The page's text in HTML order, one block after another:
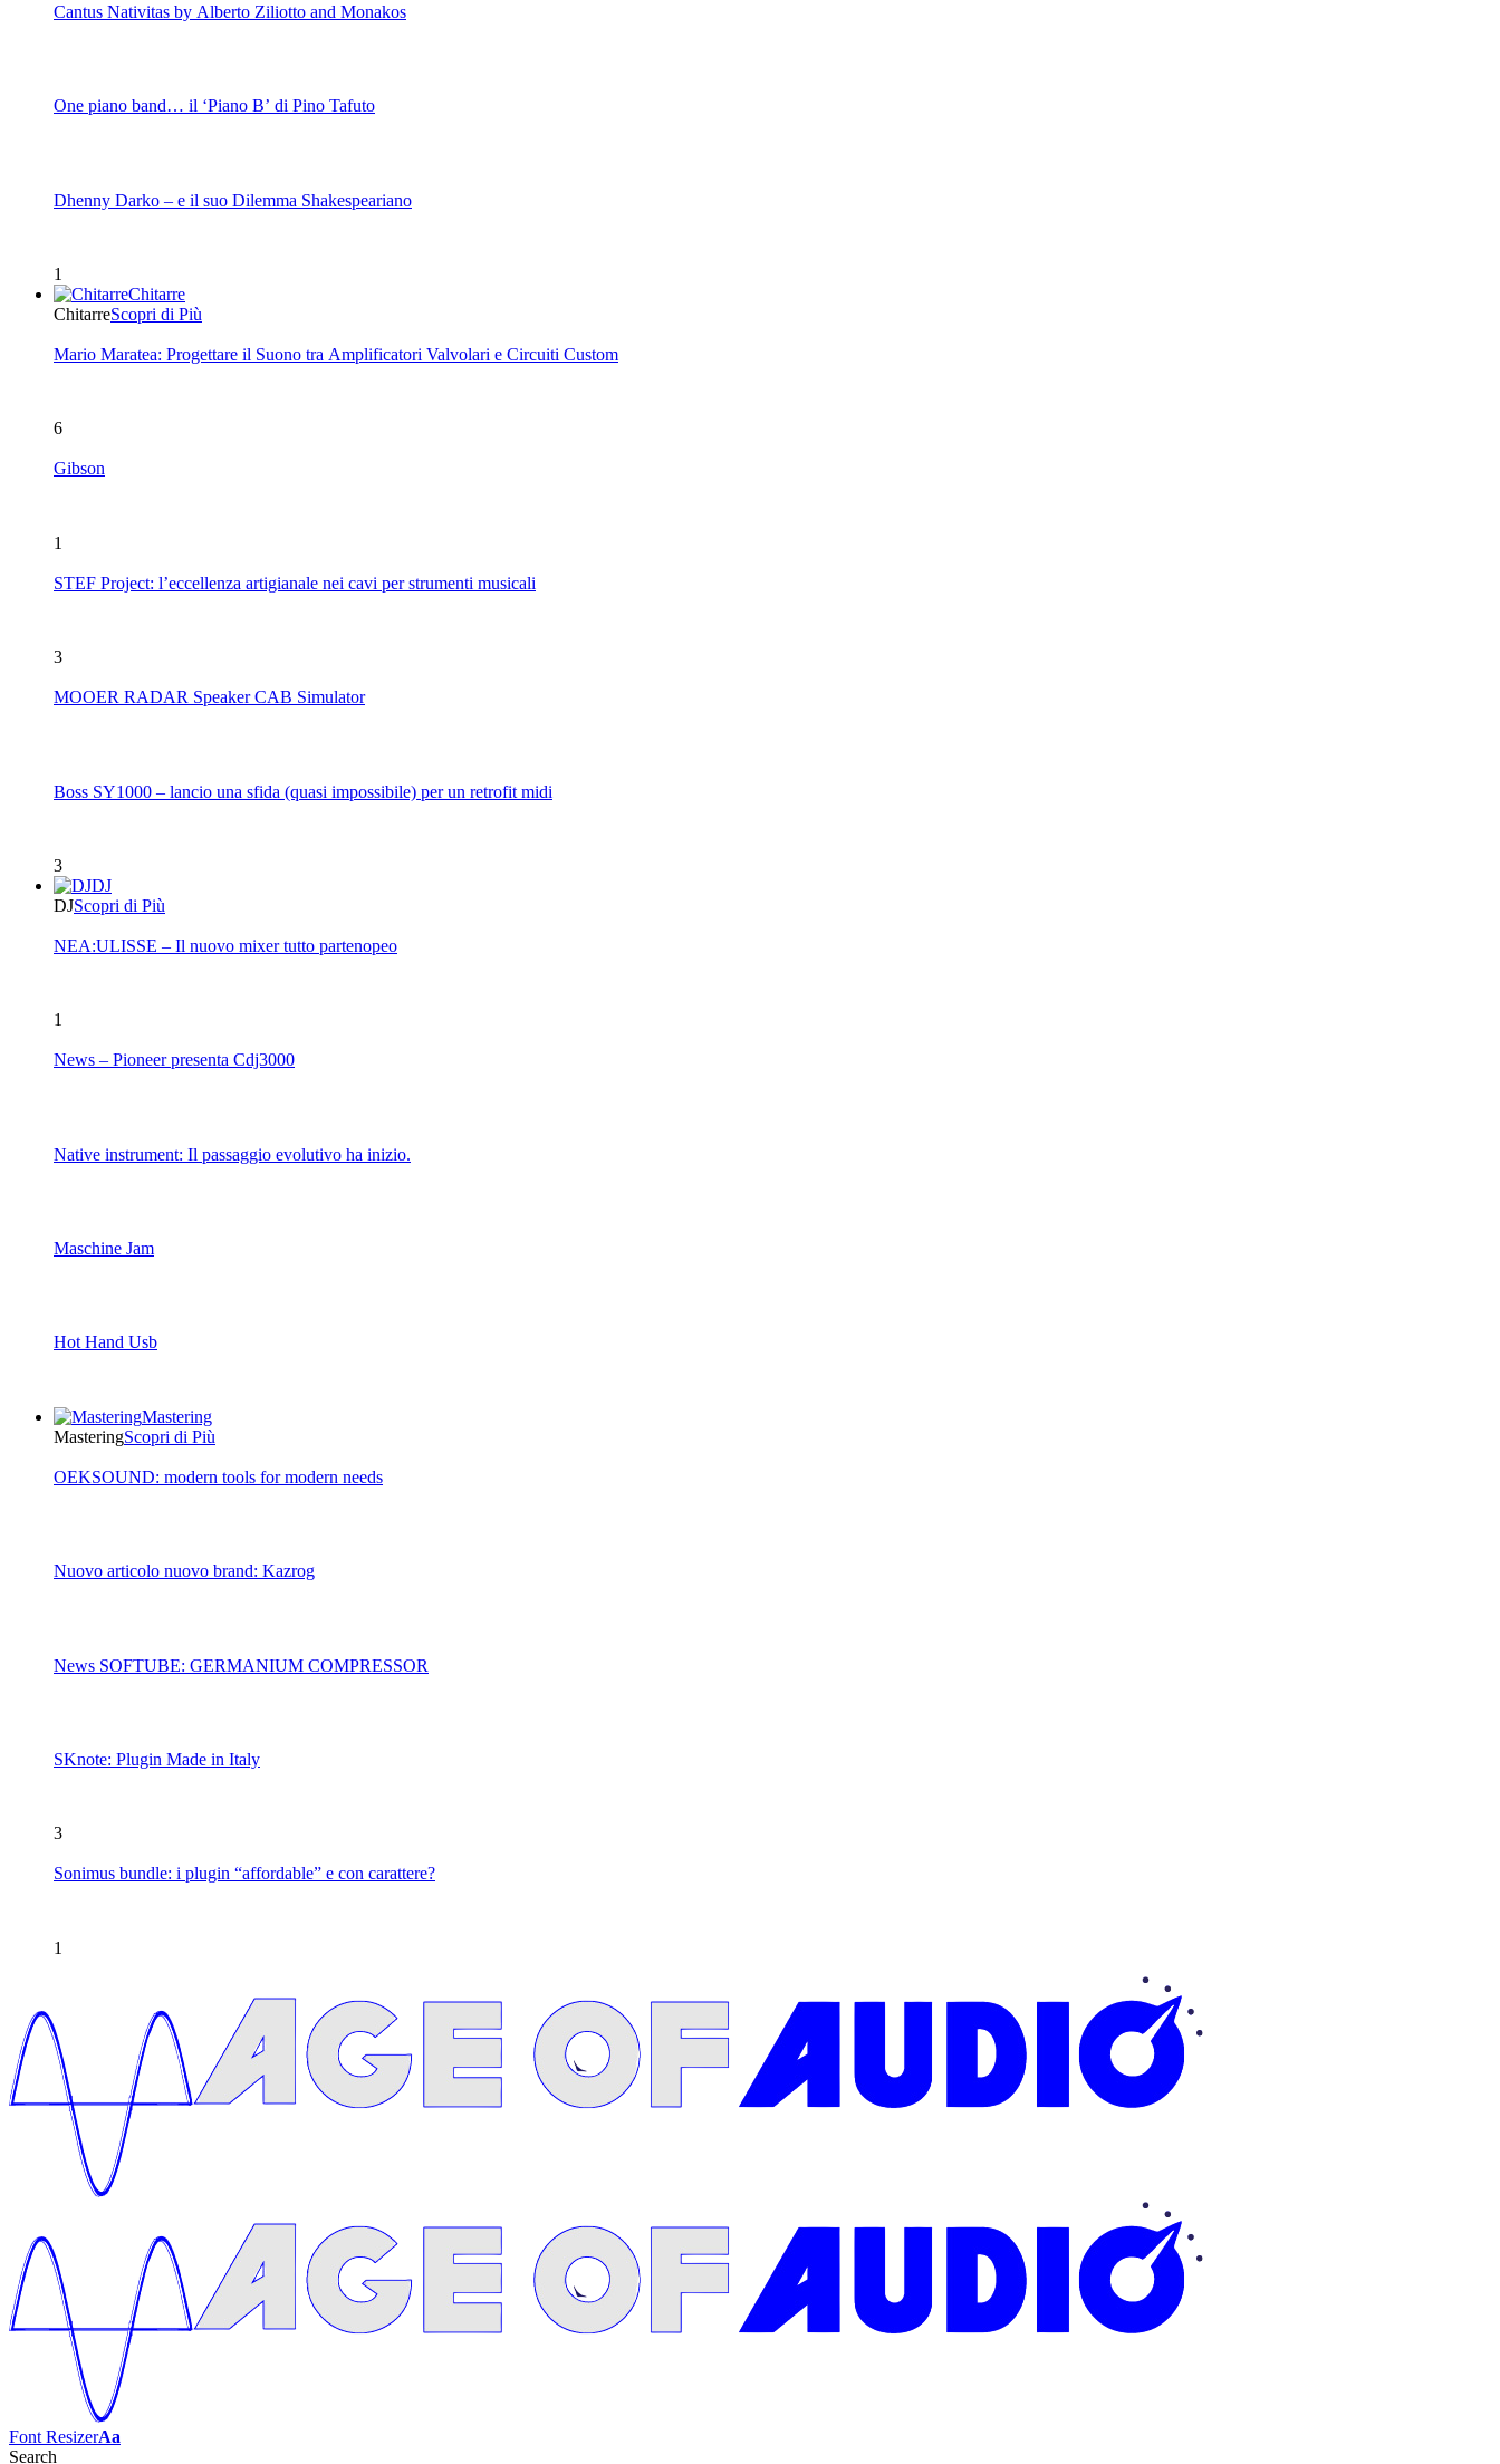
Cantus Nativitas by Alberto Ziliotto and Monakos
One piano band… il ‘Piano B’ di Pino Tafuto
Dhenny Darko – e il suo Dilemma Shakespeariano
1
Chitarre
ChitarreScopri di Più
Mario Maratea: Progettare il Suono tra Amplificatori Valvolari e Circuiti Custom
6
Gibson
1
STEF Project: l’eccellenza artigianale nei cavi per strumenti musicali
3
MOOER RADAR Speaker CAB Simulator
Boss SY1000 – lancio una sfida (quasi impossibile) per un retrofit midi
3
DJ
DJScopri di Più
NEA:ULISSE – Il nuovo mixer tutto partenopeo
1
News – Pioneer presenta Cdj3000
Native instrument: Il passaggio evolutivo ha inizio.
Maschine Jam
Hot Hand Usb
Mastering
MasteringScopri di Più
OEKSOUND: modern tools for modern needs
Nuovo articolo nuovo brand: Kazrog
News SOFTUBE: GERMANIUM COMPRESSOR
SKnote: Plugin Made in Italy
3
Sonimus bundle: i plugin “affordable” e con carattere?
1
Font ResizerAa
Search